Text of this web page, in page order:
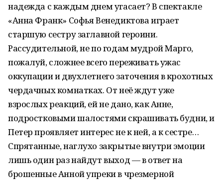
надежда с каждым днем угасает? В спектакле
«Анна Франк» Софья Венедиктова играет
старшую сестру заглавной героини.
Рассудительной, не по годам мудрой Марго,
пожалуй, сложнее всего переживать ужас
оккупации и двухлетнего заточения в крохотных
чердачных комнатках. От неё ждут уже
взрослых реакций, ей не дано, как Анне,
подростковыми шалостями скрашивать будни, и
Петер проявляет интерес не к ней, а к сестре…
Спрятанные, наглухо закрытые внутри эмоции
лишь один раз найдут выход — в ответ на
брошенные Анной упреки в чрезмерной